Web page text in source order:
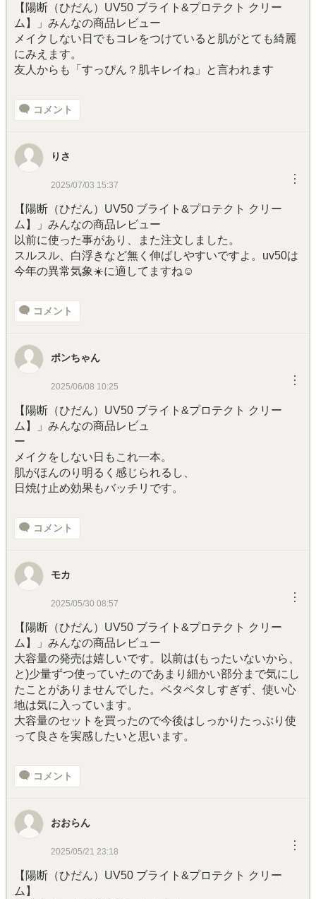
【陽断（ひだん）UV50 ブライト&プロテクト クリー
ム】」みんなの商品レビュー
メイクしない日でもコレをつけていると肌がとても綺麗
にみえます。
友人からも「すっぴん？肌キレイね」と言われます
コメント
りさ
2025/07/03 15:37 ︙
【陽断（ひだん）UV50 ブライト&プロテクト クリー
ム】」みんなの商品レビュー
以前に使った事があり、また注文しました。
スルスル、白浮きなど無く伸ばしやすいですよ。uv50は
今年の異常気象☀️に適してますね☺
コメント
ポンちゃん
2025/06/08 10:25 ︙
【陽断（ひだん）UV50 ブライト&プロテクト クリー
ム】」みんなの商品レビュ
ー
メイクをしない日もこれ一本。
肌がほんのり明るく感じられるし、
日焼け止め効果もバッチリです。
コメント
モカ
2025/05/30 08:57 ︙
【陽断（ひだん）UV50 ブライト&プロテクト クリー
ム】」みんなの商品レビュー
大容量の発売は嬉しいです。以前は(もったいないから、
と)少量ずつ使っていたのであまり細かい部分まで気にし
たことがありませんでした。ベタベタしすぎず、使い心
地は気に入っています。
大容量のセットを買ったので今後はしっかりたっぷり使
って良さを実感したいと思います。
コメント
おおらん
2025/05/21 23:18 ︙
【陽断（ひだん）UV50 ブライト&プロテクト クリー
ム】